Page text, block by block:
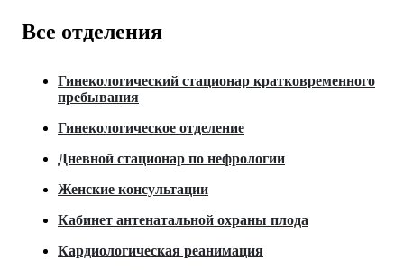
Все отделения
Гинекологический стационар кратковременного
пребывания
Гинекологическое отделение
Дневной стационар по нефрологии
Женские консультации
Кабинет антенатальной охраны плода
Кардиологическая реанимация